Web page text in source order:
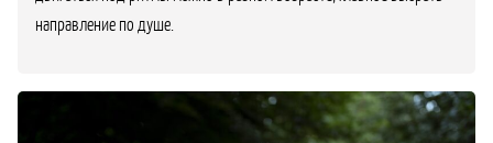
направление по душе.